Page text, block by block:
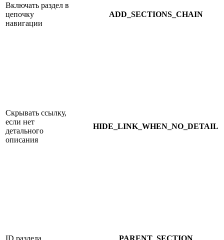
Включать раздел в
цепочку
навигации
ADD_SECTIONS_CHAIN
Скрывать ссылку,
если нет
детального
описания
HIDE_LINK_WHEN_NO_DETAIL
ID раздела PARENT_SECTION